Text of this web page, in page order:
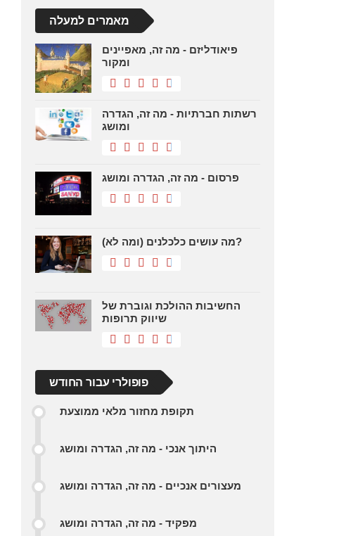
מאמרים למעלה
פיאודליזם - מה זה, מאפיינים
ומקור
רשתות חברתיות - מה זה, הגדרה
ומושג
פרסום - מה זה, הגדרה ומושג
מה עושים כלכלנים (ומה לא)?
החשיבות ההולכת וגוברת של
שיווק תרופות
פופולרי עבור החודש
תקופת מחזור מלאי ממוצעת
היתוך אנכי - מה זה, הגדרה ומושג
מעצורים אנכיים - מה זה, הגדרה ומושג
מפקיד - מה זה, הגדרה ומושג